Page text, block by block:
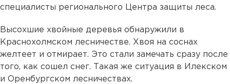
специалисты регионального Центра защиты леса.
Высохшие хвойные деревья обнаружили в
Краснохолмском лесничестве. Хвоя на соснах
желтеет и отмирает. Это стали замечать сразу после
того, как сошел снег. Такая же ситуация в Илекском
и Оренбургском лесничествах.